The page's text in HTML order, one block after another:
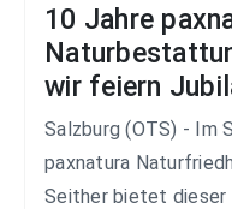
10 Jahre
wir feiern
Salzburg (OTS) - Im
paxnatura
Seither bietet dieser